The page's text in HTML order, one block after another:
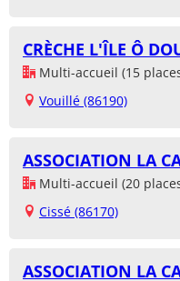
CRÈCHE L'ÎLE Ô
Multi-accueil (15
Vouillé (86190)
ASSOCIATION LA
Multi-accueil (20
Cissé (86170)
ASSOCIATION LA